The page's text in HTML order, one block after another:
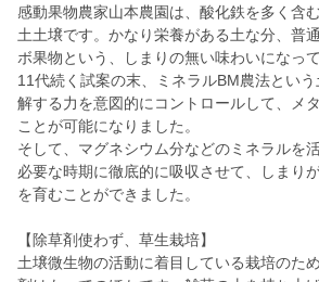
感動果物農家山本農園は、酸化鉄を多く含
土土壌です。かなり栄養がある土な分、普
ボ果物という、しまりの無い味わいになっ
11代続く試案の末、ミネラルBM農法とい
解する力を意図的にコントロールして、メ
ことが可能になりました。
そして、マグネシウム分などのミネラルを
必要な時期に徹底的に吸収させて、しまり
を育むことができました。
【除草剤使わず、草生栽培】
土壌微生物の活動に着目している栽培のた